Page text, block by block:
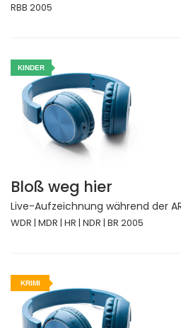
RBB 2005
KINDER
Bloß weg hier
Live-Aufzeichnung während der
WDR | MDR | HR | NDR | BR 2005
KRIMI